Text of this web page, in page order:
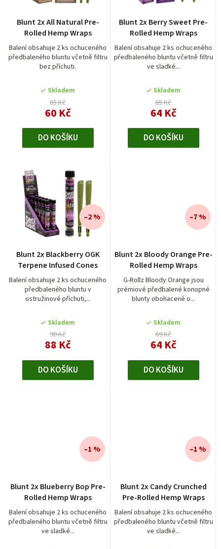
d
u
Blunt 2x All Natural Pre-
Rolled Hemp Wraps
Balení obsahuje 2 ks ochuceného
předbaleného bluntu včetně filtru
bez příchuti.
Skladem
65 Kč
60 Kč
DO KOŠÍKU
Blunt 2x Berry Sweet Pre-
Rolled Hemp Wraps
Balení obsahuje 2 ks ochuceného
předbaleného bluntu včetně filtru
ve sladké...
Skladem
65 Kč
64 Kč
DO KOŠÍKU
Blunt 2x Blackberry OGK
Terpene Infused Cones
Balení obsahuje 2 ks ochuceného
předbaleného bluntu v
ostružinové příchuti,...
Skladem
90 Kč
88 Kč
–2 %
DO KOŠÍKU
Blunt 2x Bloody Orange Pre-
Rolled Hemp Wraps
G-Rollz Bloody Orange jsou
prémiové předbalené konopné
blunty obohacené o...
Skladem
69 Kč
64 Kč
–7 %
DO KOŠÍKU
Blunt 2x Blueberry Bop Pre-
Rolled Hemp Wraps
Balení obsahuje 2 ks ochuceného
předbaleného bluntu včetně filtru
ve sladké...
–1 %
Blunt 2x Candy Crunched
Pre-Rolled Hemp Wraps
Balení obsahuje 2 ks ochuceného
předbaleného bluntu včetně filtru
ve sladké...
–1 %